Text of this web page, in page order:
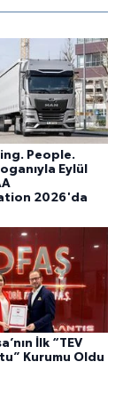
People.
Eylül
2026'da
İlk “TEV
Kurumu Oldu